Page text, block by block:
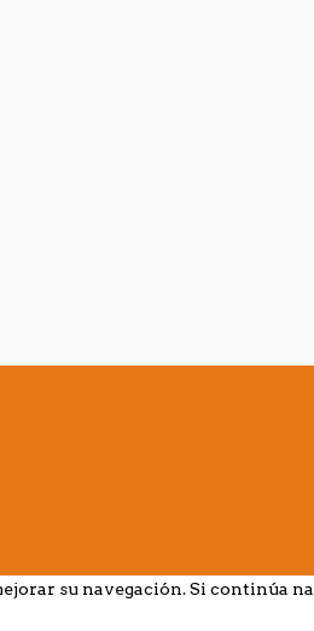
su navegación. Si continúa